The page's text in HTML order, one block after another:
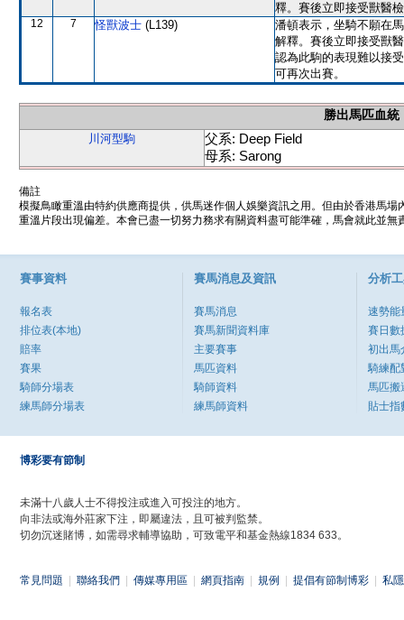
釋。賽後立即接受獸醫
12 7 怪獸波士 (L139)
潘頓表示，坐騎不願在
解釋。賽後立即接受獸
認為此駒的表現難以接
可再次出賽。
勝出馬匹血統
川河型駒
父系: Deep Field
母系: Sarong
備註
模擬鳥瞰重溫由特約供應商提供，供馬迷作個人娛樂資訊之用。但由於香港馬
重溫片段出現偏差。本會已盡一切努力務求有關資料盡可能準確，馬會就此並
賽事資料
報名表
排位表(本地)
賠率
賽果
騎師分場表
練馬師分場表
賽馬消息及資訊
賽馬消息
賽馬新聞資料庫
主要賽事
馬匹資料
騎師資料
練馬師資料
分析
速勢能
賽日數
初出馬
騎練配
馬匹搬
貼士指
博彩要有節制
未滿十八歲人士不得投注或進入可投注的地方。
向非法或海外莊家下注，即屬違法，且可被判監禁。
切勿沉迷賭博，如需尋求輔導協助，可致電平和基金熱線1834 633。
常見問題 聯絡我們 傳媒專用區 網頁指南 規例 提倡有節制博彩 私